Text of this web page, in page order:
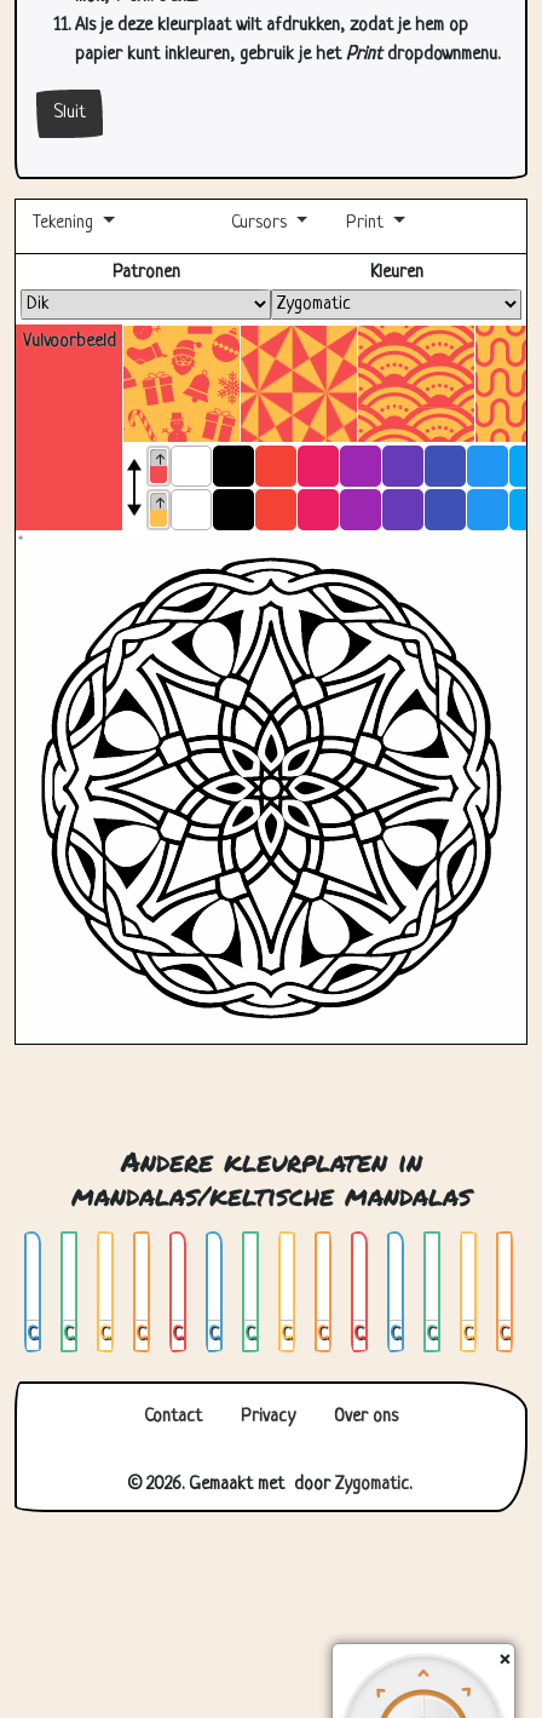
Als je deze kleurplaat wilt afdrukken, zodat je hem op
papier kunt inkleuren, gebruik je hetPrintdropdownmenu.
Sluit
Tekening Cursors Print
Volledig scherm
Vulvoorbeeld
Patronen Kleuren
Andere kleurplaten in
mandalas/keltische mandalas
Celtic mandala 01 Celtic mandala 02 Celtic mandala 03 Celtic mandala 04 Celtic mandala 05 Celtic mandala 06 Celtic mandala 07 Celtic mandala 08 Celtic mandala 09 Celtic mandala 10 Celtic mandala 11 Celtic mandala 12 Celtic mandala 13 Celtic mandala 14
Contact Privacy Over ons
© 2026. Gemaakt met doorZygomatic.
×